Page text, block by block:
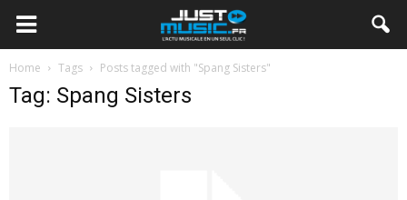
Home Tags Posts tagged with "Spang Sisters"
Tag: Spang Sisters